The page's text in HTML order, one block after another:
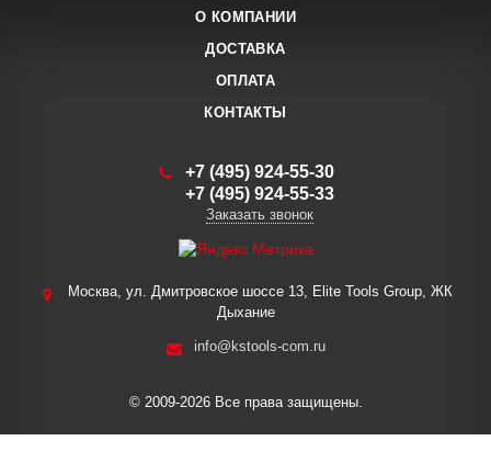
О КОМПАНИИ
ДОСТАВКА
ОПЛАТА
КОНТАКТЫ
+7 (495) 924-55-30
+7 (495) 924-55-33
Заказать звонок
Москва, ул. Дмитровское шоссе 13, Elite Tools Group, ЖК
Дыхание
info@kstools-com.ru
© 2009-2026 Все права защищены.